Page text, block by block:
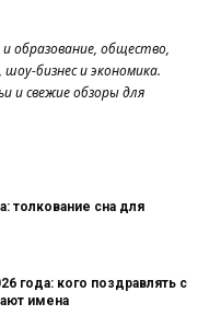
образование, общество,
бизнес и экономика.
и свежие обзоры для
толкование сна для
года: кого поздравлять с
имена